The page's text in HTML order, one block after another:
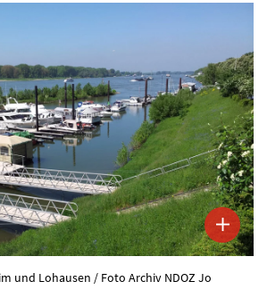
und Lohausen / Foto Archiv NDOZ Jo